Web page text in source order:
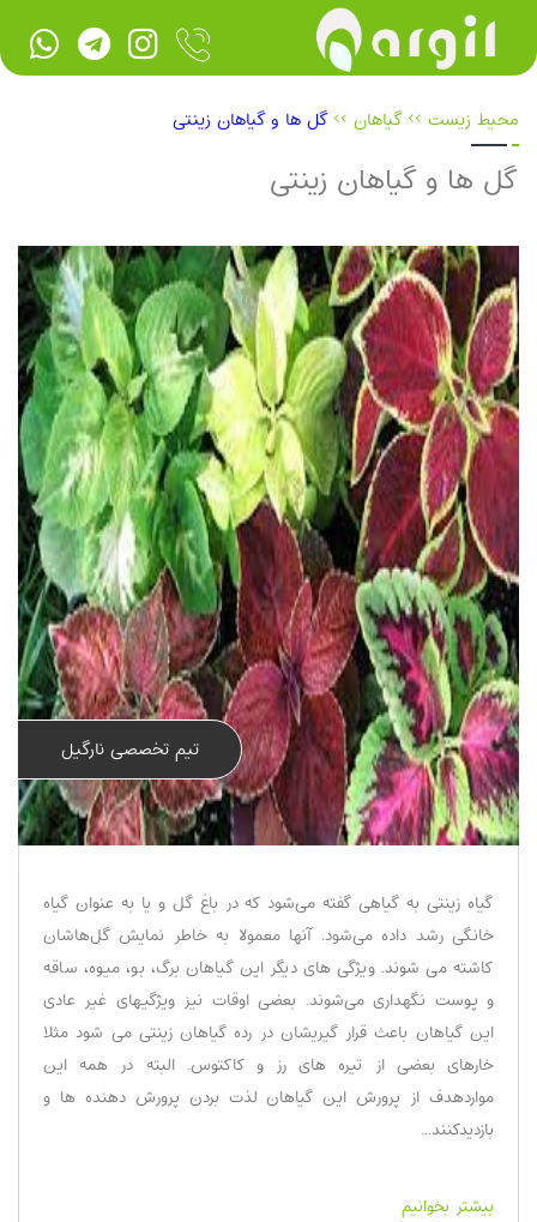
محیط زیست >> گیاهان >> گل ها و گیاهان زینتی
گل ها و گیاهان زینتی
تیم تخصصی نارگیل
گیاه زینتی به گیاهی گفته می‌شود که در باغ گل و یا به عنوان گیاه
خانگی رشد داده می‌شود. آنها معمولا به خاطر نمایش گل‌هاشان
کاشته می شوند. ویژگی های دیگر این گیاهان برگ، بو، میوه، ساقه
و پوست نگهداری می‌شوند. بعضی اوقات نیز ویژگیهای غیر عادی
این گیاهان باعث قرار گیریشان در رده گیاهان زینتی می شود مثلا
خارهای بعضی از تیره های رز و کاکتوس. البته در همه این
مواردهدف از پرورش این گیاهان لذت بردن پرورش دهنده ها و
بازدیدکنند...
بیشتر بخوانیم